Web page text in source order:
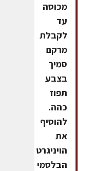
מכוסה
עד
לקבלת
מרקם
סמיך
בצבע
תפוז
כהה.
להוסיף
את
הויניגרט
הבלסמי